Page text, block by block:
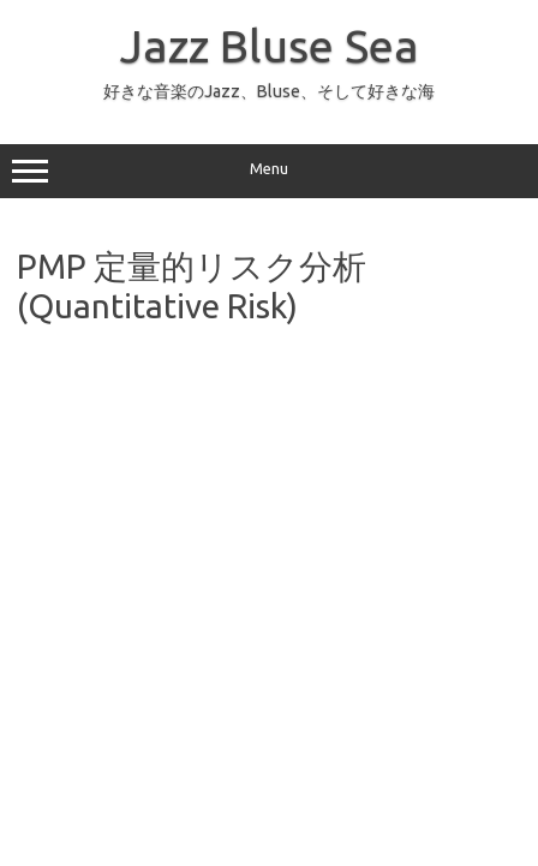
ッ
プ
Jazz Bluse Sea
好きな音楽のJazz、Bluse、そして好きな海
Menu
PMP 定量的リスク分析
(Quantitative Risk)